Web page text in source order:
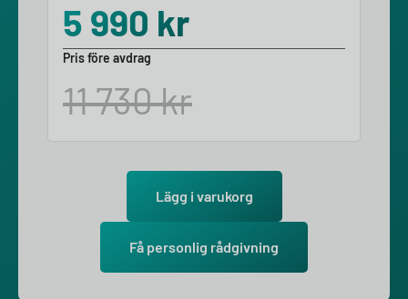
5 990 kr
Pris före avdrag
11 730kr
Lägg i varukorg
Få personlig rådgivning